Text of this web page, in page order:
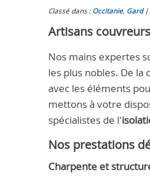
Classé dans : Occitanie, Gard
Artisans
Nos mains expertes
les plus nobles. De
avec les éléments
mettons à votre
spécialistes de l'
Nos prestations
Charpente et